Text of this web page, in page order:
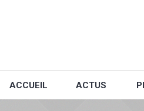
ACCUEIL ACTUS